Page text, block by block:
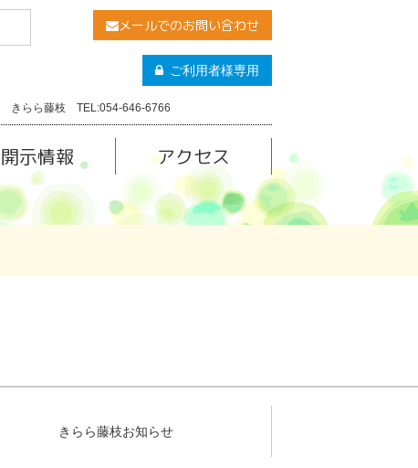
メールでのお問い合わせ
ご利用者様専用
きらら藤枝 TEL:054-646-6766
開示情報 アクセス
きらら藤枝お知らせ